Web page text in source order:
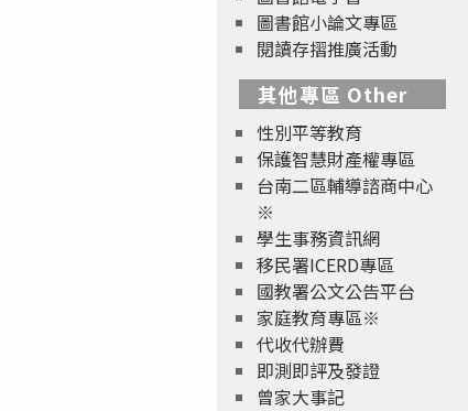
圖書館小論文專區
閱讀存摺推廣活動
其他專區 Other
性別平等教育
保護智慧財產權專區
台南二區輔導諮商中心
※
學生事務資訊網
移民署ICERD專區
國教署公文公告平台
家庭教育專區※
代收代辦費
即測即評及發證
曾家大事記